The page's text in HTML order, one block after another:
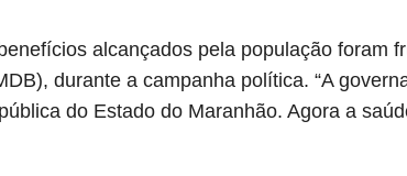
alcançados pela população foram
durante a campanha política. “A
do Estado do Maranhão. Agora a